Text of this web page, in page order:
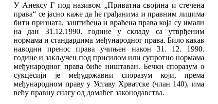
У Анексу Г под називом „Приватна својина и стечена
права“ се јасно каже да ће грађанима и правним лицима
бити призната, заштићена и враћена права која су имали
на дан 31.12.1990. године у складу са утврђеним
нормама и стандардима међународног права. Било какав
наводни пренос права учињен након 31. 12. 1990.
године и закључен под присилом или супротно нормама
међународног права биће ништаван. Бечки споразум о
сукцесији је међудржавни споразум који, према
међународном праву у Уставу Хрватске (члан 140), има
већу правну снагу од домаћег законодавства.